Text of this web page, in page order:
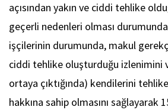
açısından yakın ve ciddi tehlike
geçerli nedenleri olması
işçilerinin durumunda, makul
ciddi tehlike oluşturduğu izlenimini
ortaya çıktığında) kendilerini
hakkına sahip olmasını sağlayarak